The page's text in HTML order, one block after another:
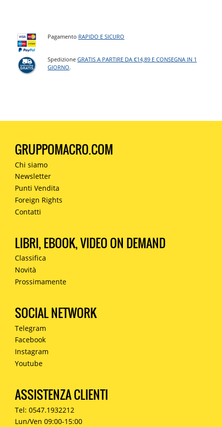
Pagamento RAPIDO E SICURO
SpedizioneGRATIS A PARTIRE DA €14,89 E CONSEGNA IN 1
GIORNO.
GRUPPOMACRO.COM
Chi siamo
Newsletter
Punti Vendita
Foreign Rights
Contatti
LIBRI, EBOOK, VIDEO ON DEMAND
Classifica
Novità
Prossimamente
SOCIAL NETWORK
Telegram
Facebook
Instagram
Youtube
ASSISTENZA CLIENTI
Tel: 0547.1932212
Lun/Ven 09:00-15:00